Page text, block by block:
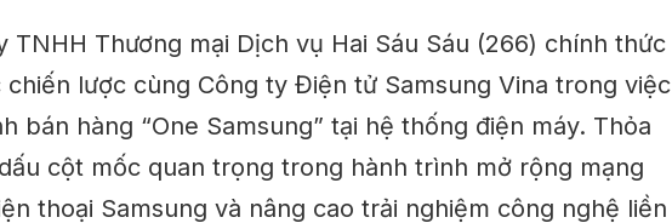
TNHH Thương mại Dịch vụ Hai Sáu Sáu (266) chính thức
lược cùng Công ty Điện tử Samsung Vina trong việc
bán hàng “One Samsung” tại hệ thống điện máy. Thỏa
cột mốc quan trọng trong hành trình mở rộng mạng
thoại Samsung và nâng cao trải nghiệm công nghệ liền